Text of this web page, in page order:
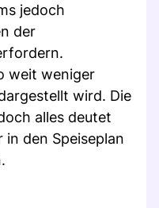
jedoch
der
weit weniger
wird. Die
alles deutet
in den Speiseplan